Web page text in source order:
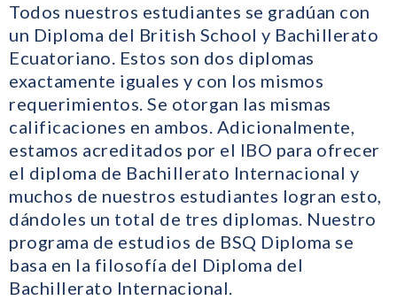
Todos nuestros estudiantes se gradúan con
un Diploma del British School y Bachillerato
Ecuatoriano. Estos son dos diplomas
exactamente iguales y con los mismos
requerimientos. Se otorgan las mismas
calificaciones en ambos. Adicionalmente,
estamos acreditados por el IBO para ofrecer
el diploma de Bachillerato Internacional y
muchos de nuestros estudiantes logran esto,
dándoles un total de tres diplomas. Nuestro
programa de estudios de BSQ Diploma se
basa en la filosofía del Diploma del
Bachillerato Internacional.